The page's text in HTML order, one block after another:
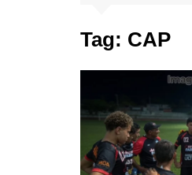
Tag: CAP